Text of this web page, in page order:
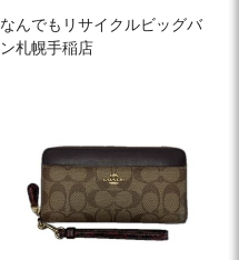
なんでもリサイクルビッグバ
ン札幌手稲店